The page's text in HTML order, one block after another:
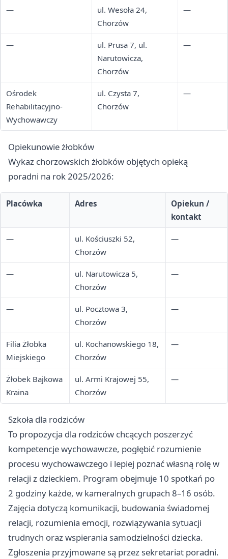
—
ul. Wesoła 24,
Chorzów
—
—
ul. Prusa 7, ul.
Narutowicza,
Chorzów
—
Ośrodek
Rehabilitacyjno-
Wychowawczy
ul. Czysta 7,
Chorzów
—
Opiekunowie żłobków
Wykaz chorzowskich żłobków objętych opieką
poradni na rok 2025/2026:
Placówka Adres
Opiekun /
kontakt
—
ul. Kościuszki 52,
Chorzów
—
—
ul. Narutowicza 5,
Chorzów
—
—
ul. Pocztowa 3,
Chorzów
—
Filia Żłobka
Miejskiego
ul. Kochanowskiego 18,
Chorzów
—
Żłobek Bajkowa
Kraina
ul. Armi Krajowej 55,
Chorzów
—
Szkoła dla rodziców
To propozycja dla rodziców chcących poszerzyć
kompetencje wychowawcze, pogłębić rozumienie
procesu wychowawczego i lepiej poznać własną rolę w
relacji z dzieckiem. Program obejmuje 10 spotkań po
2 godziny każde, w kameralnych grupach 8–16 osób.
Zajęcia dotyczą komunikacji, budowania świadomej
relacji, rozumienia emocji, rozwiązywania sytuacji
trudnych oraz wspierania samodzielności dziecka.
Zgłoszenia przyjmowane są przez sekretariat poradni.